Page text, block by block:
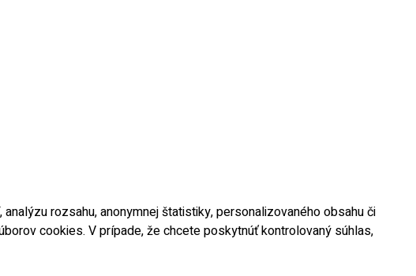
rozsahu, anonymnej štatistiky, personalizovaného obsahu či
cookies. V prípade, že chcete poskytnúť kontrolovaný súhlas,